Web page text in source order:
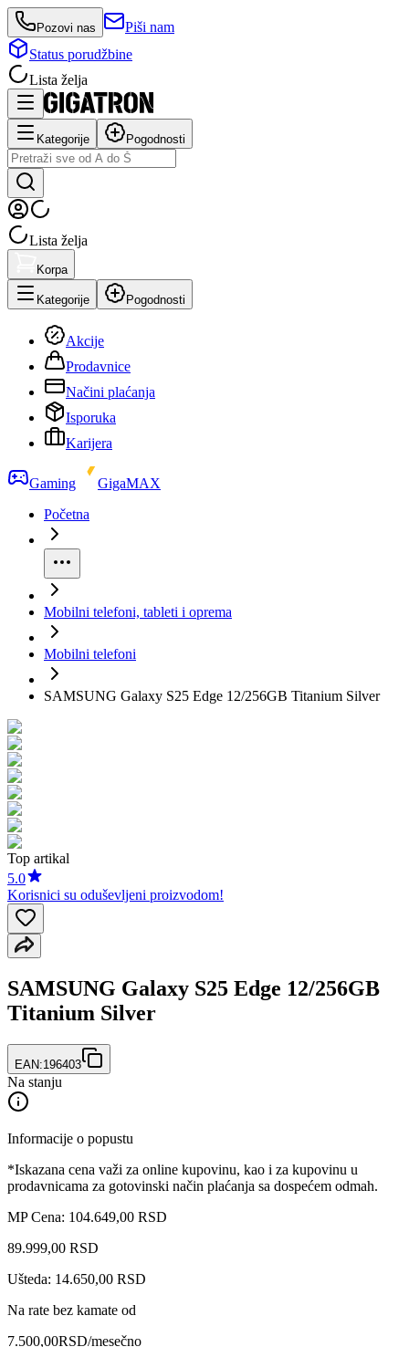
Pozovi nas
Piši nam
Status porudžbine
Lista želja
Kategorije Pogodnosti
Lista želja
Korpa
Kategorije Pogodnosti
Akcije
Prodavnice
Načini plaćanja
Isporuka
Karijera
Gaming
GigaMAX
Početna
Mobilni telefoni, tableti i oprema
Mobilni telefoni
SAMSUNG Galaxy S25 Edge 12/256GB Titanium Silver
Top artikal
5.0
Korisnici su oduševljeni proizvodom!
SAMSUNG Galaxy S25 Edge 12/256GB
Titanium Silver
EAN:196403
Na stanju
Informacije o popustu
*Iskazana cena važi za online kupovinu, kao i za kupovinu u
prodavnicama za gotovinski način plaćanja sa dospećem odmah.
MP Cena: 104.649,00 RSD
89.999,00 RSD
Ušteda: 14.650,00 RSD
Na rate bez kamate od
7.500,00RSD/mesečno